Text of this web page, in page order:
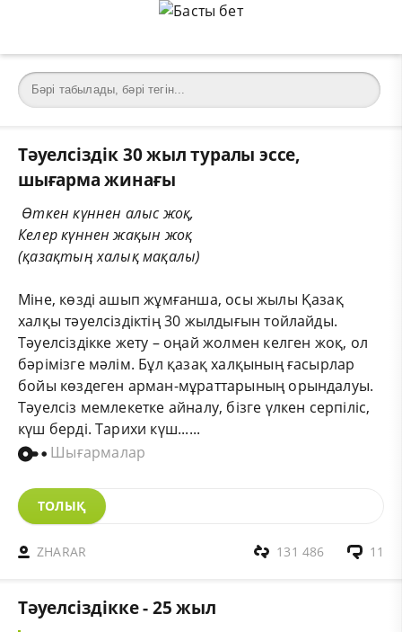
Тәуелсіздік 30 жыл туралы эссе,
шығарма жинағы
Өткен күннен алыс жоқ,
Келер күннен жақын жоқ
(қазақтың халық мақалы)
Міне, көзді ашып жұмғанша, осы жылы Қазақ
халқы тәуелсіздіктің 30 жылдығын тойлайды.
Тәуелсіздікке жету – оңай жолмен келген жоқ, ол
бәрімізге мәлім. Бұл қазақ халқының ғасырлар
бойы көздеген арман-мұраттарының орындалуы.
Тәуелсіз мемлекетке айналу, бізге үлкен серпіліс,
күш берді. Тарихи күш......
Шығармалар
ТОЛЫҚ
ZHARAR 11
131 486
Тәуелсіздікке - 25 жыл